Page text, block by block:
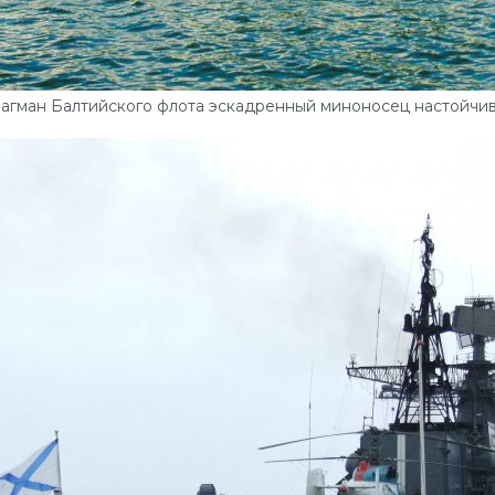
Балтийского флота эскадренный миноносец